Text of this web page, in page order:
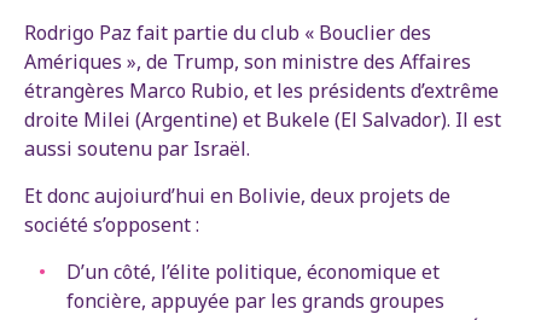
Rodrigo Paz fait partie du club « Bouclier des
Amériques », de Trump, son ministre des Affaires
étrangères Marco Rubio, et les présidents d’extrême
droite Milei (Argentine) et Bukele (El Salvador). Il est
aussi soutenu par Israël.
Et donc aujoiurd’hui en Bolivie, deux projets de
société s’opposent :
D’un côté, l’élite politique, économique et
foncière, appuyée par les grands groupes